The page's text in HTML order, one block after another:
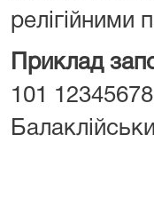
релігійними
Приклад
101